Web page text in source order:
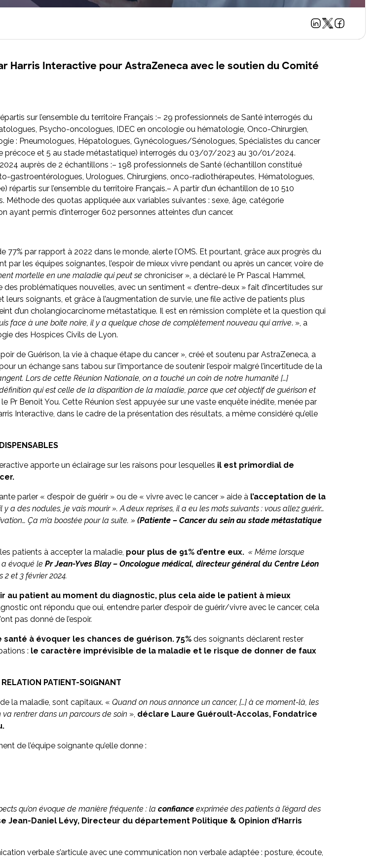
Maîtrisez la plateforme Toluna Start et
Harris Interactive pour AstraZeneca avec le soutien du Comité
sur l’ensemble du territoire Français :– 29 professionnels de Santé interrogés du
Psycho-oncologues, IDEC en oncologie ou hématologie, Onco-Chirurgien,
: Pneumologues, Hépatologues, Gynécologues/Sénologues, Spécialistes du cancer
précoce et 5 au stade métastatique) interrogés du 03/07/2023 au 30/01/2024.
auprès de 2 échantillons :– 198 professionnels de Santé (échantillon constitué
gastroentérologues, Urologues, Chirurgiens, onco-radiothérapeutes, Hématologues,
sur l’ensemble du territoire Français.– A partir d’un échantillon de 10 510
Méthode des quotas appliquée aux variables suivantes : sexe, âge, catégorie
ayant permis d’interroger 602 personnes atteintes d’un cancer.
par rapport à 2022 dans le monde, alerte l’OMS. Et pourtant, grâce aux progrès du
les équipes soignantes, l’espoir de mieux vivre pendant ou après un cancer, voire de
mortelle en une maladie qui peut se chroniciser », a déclaré le Pr Pascal Hammel,
problématiques nouvelles, avec un sentiment « d’entre-deux » fait d’incertitudes sur
soignants, et grâce à l’augmentation de survie, une file active de patients plus
d’un cholangiocarcinome métastatique. Il est en rémission complète et la question qui
face à une boite noire, il y a quelque chose de complètement nouveau qui arrive. », a
des Hospices Civils de Lyon.
de Guérison, la vie à chaque étape du cancer », créé et soutenu par AstraZeneca, a
un échange sans tabou sur l’importance de soutenir l’espoir malgré l’incertitude de la
Lors de cette Réunion Nationale, on a touché un coin de notre humanité […]
qui est celle de la disparition de la maladie, parce que cet objectif de guérison et
le Pr Benoit You. Cette Réunion s’est appuyée sur une vaste enquête inédite, menée par
Interactive, dans le cadre de la présentation des résultats, a même considéré qu’elle
apporte un éclairage sur les raisons pour lesquelles il est primordial de
parler « d’espoir de guérir » ou de « vivre avec le cancer » aide à l’acceptation de la
y a des nodules, je vais mourir ». A deux reprises, il a eu les mots suivants : vous allez guérir…
Ça m’a boostée pour la suite. » (Patiente – Cancer du sein au stade métastatique
les patients à accepter la maladie, pour plus de 91% d’entre eux. « Même lorsque
a évoqué le Pr Jean-Yves Blay – Oncologue médical, directeur général du Centre Léon
et 3 février 2024.
au patient au moment du diagnostic, plus cela aide le patient à mieux
ont répondu que oui, entendre parler d’espoir de guérir/vivre avec le cancer, cela
pas donné de l’espoir.
à évoquer les chances de guérison. 75% des soignants déclarent rester
: le caractère imprévisible de la maladie et le risque de donner de faux
RELATION PATIENT-SOIGNANT
la maladie, sont capitaux. « Quand on nous annonce un cancer, […] à ce moment-là, les
rentrer dans un parcours de soin », déclare Laure Guéroult-Accolas, Fondatrice
de l’équipe soignante qu’elle donne :
qu’on évoque de manière fréquente : la confiance exprimée des patients à l’égard des
Jean-Daniel Lévy, Directeur du département Politique & Opinion d’Harris
verbale s’articule avec une communication non verbale adaptée : posture, écoute,